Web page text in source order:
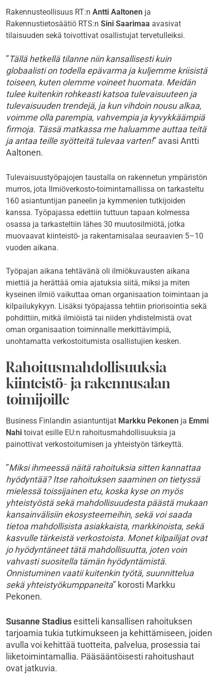
Rakennusteollisuus RT:n Antti Aaltonen ja
Rakennustietosäätiö RTS:n Sini Saarimaa avasivat
tilaisuuden sekä toivottivat osallistujat tervetulleiksi.
”Tällä hetkellä tilanne niin kansallisesti kuin
globaalisti on todella epävarma ja kuljemme kriisistä
toiseen, kuten olemme voineet huomata. Meidän
tulee kuitenkin rohkeasti katsoa tulevaisuuteen ja
tulevaisuuden trendejä, ja kun vihdoin nousu alkaa,
voimme olla parempia, vahvempia ja kyvykkäämpiä
firmoja. Tässä matkassa me haluamme auttaa teitä
ja antaa teille syötteitä tulevaa varten!” avasi Antti
Aaltonen.
Tulevaisuustyöpajojen taustalla on rakennetun ympäristön
murros, jota Ilmiöverkosto-toimintamallissa on tarkasteltu
160 asiantuntijan paneelin ja kymmenien tutkijoiden
kanssa. Työpajassa edettiin tuttuun tapaan kolmessa
osassa ja tarkasteltiin lähes 30 muutosilmiötä, jotka
muovaavat kiinteistö- ja rakentamisalaa seuraavien 5–10
vuoden aikana.
Työpajan aikana tehtävänä oli ilmiökuvausten aikana
miettiä ja herättää omia ajatuksia siitä, miksi ja miten
kyseinen ilmiö vaikuttaa oman organisaation toimintaan ja
kilpailukykyyn. Lisäksi työpajassa tehtiin priorisointia sekä
pohdittiin, mitkä ilmiöistä tai niiden yhdistelmistä ovat
oman organisaation toiminnalle merkittävimpiä,
unohtamatta verkostoitumista osallistujien kesken.
Rahoitusmahdollisuuksia
kiinteistö- ja rakennusalan
toimijoille
Business Finlandin asiantuntijat Markku Pekonen ja Emmi
Nahi toivat esille EU:n rahoitusmahdollisuuksia ja
painottivat verkostoitumisen ja yhteistyön tärkeyttä.
”Miksi ihmeessä näitä rahoituksia sitten kannattaa
hyödyntää? Itse rahoituksen saaminen on tietyssä
mielessä toissijainen etu, koska kyse on myös
yhteistyöstä sekä mahdollisuudesta päästä mukaan
kansainvälisiin ekosysteemeihin, sekä voi saada
tietoa mahdollisista asiakkaista, markkinoista, sekä
kasvulle tärkeistä verkostoista. Monet kilpailijat ovat
jo hyödyntäneet tätä mahdollisuutta, joten voin
vahvasti suositella tämän hyödyntämistä.
Onnistuminen vaatii kuitenkin työtä, suunnittelua
sekä yhteistyökumppaneita” korosti Markku
Pekonen.
Susanne Stadiusesitteli kansallisen rahoituksen
tarjoamia tukia tutkimukseen ja kehittämiseen, joiden
avulla voi kehittää tuotteita, palvelua, prosessia tai
liiketoimintamallia. Pääsääntöisesti rahoitushaut
ovat jatkuvia.